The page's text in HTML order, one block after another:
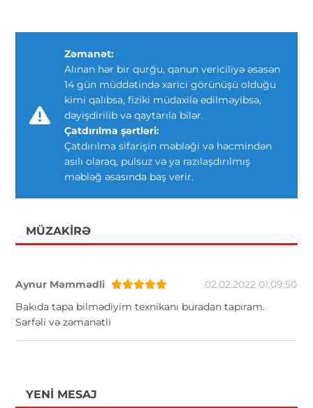
Zəmanət:
Alınan hər bir qurğu, qanun vericiliyə əsasən
14 gün müddətində xarici görünüşü olduğu
kimi qalıbsa, fiziki müdaxilə edilməyibsə,
dəyişdirilib və qaytarıla bilər.
Çatdırılma şərtləri:
Çatdırılma sifarişin məbləği və həcmindən
asılı olaraq, pulsuz və ya razılaşdırılmış
məbləğ əsasında baş verir.
MÜZAKIRƏ
Aynur Məmmədli
02.02.2022 01:09:50
Bakıda tapa bilmədiyim texnikanı buradan tapıram.
Sərfəli və zəmanətli
YENI MESAJ